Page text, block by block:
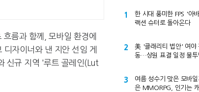
름과 함께, 모바일 환경에
자이너와 낸 지안 선임 게
신규 지역 '루트 골레인(Lut
1
한 시대 풍미한 FPS '아
랙션 슈터로 돌아온다
2
美 '클래리티 법안' 여야
동…상원 표결 일정 불투
3
여름 성수기 맞은 모바
은 MMORPG, 인기는